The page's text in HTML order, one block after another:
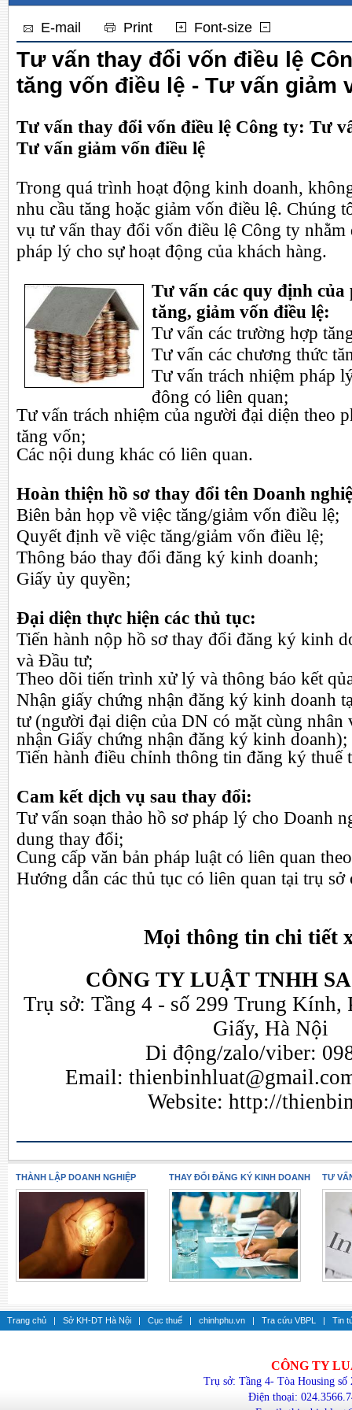
E-mail Print Font-size
Tư vấn thay đổi vốn điều lệ
tăng vốn điều lệ - Tư vấn giảm
Tư vấn thay đổi vốn điều lệ Công ty: Tư
Tư vấn giảm vốn điều lệ
Trong quá trình hoạt động kinh doanh,
nhu cầu tăng hoặc giảm vốn điều lệ. Chúng
vụ tư vấn thay đổi vốn điều lệ Công ty nhằm
pháp lý cho sự hoạt động của khách hàng.
Tư vấn các quy định của
tăng, giảm vốn điều lệ:
Tư vấn các trường hợp
Tư vấn các chương thức
Tư vấn trách nhiệm pháp
đông có liên quan;
Tư vấn trách nhiệm của người đại diện theo
tăng vốn;
Các nội dung khác có liên quan.
Hoàn thiện hồ sơ thay đổi tên Doanh
Biên bản họp về việc tăng/giảm vốn điều lệ;
Quyết định về việc tăng/giảm vốn điều lệ;
Thông báo thay đổi đăng ký kinh doanh;
Giấy ủy quyền;
Đại diện thực hiện các thủ tục:
Tiến hành nộp hồ sơ thay đổi đăng ký kinh
và Đầu tư;
Theo dõi tiến trình xử lý và thông báo kết
Nhận giấy chứng nhận đăng ký kinh doanh
tư (người đại diện của DN có mặt cùng nhân
nhận Giấy chứng nhận đăng ký kinh doanh);
Tiến hành điều chỉnh thông tin đăng ký thuế
Cam kết dịch vụ sau thay đổi:
Tư vấn soạn thảo hồ sơ pháp lý cho Doanh
dung thay đổi;
Cung cấp văn bản pháp luật có liên quan
Hướng dẫn các thủ tục có liên quan tại trụ
Mọi thông tin chi tiết
CÔNG TY LUẬT TNHH
Trụ sở: Tầng 4 - số 299 Trung Kính,
Giấy, Hà Nội
Di động/zalo/viber:
Email:
Website:http://
THÀNH LẬP DOANH NGHIỆP THAY ĐỔI ĐĂNG KÝ KINH DOANH TƯ
Trang chủ | Sở KH-DT Hà Nội | Cục thuế | chinhphu.vn | Tra cứu VBPL | Tin
CÔNG TY
Trụ sở: Tầng 4- Tòa Housing
Điện thoại: